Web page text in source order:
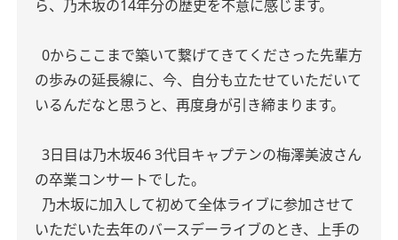
ら、乃木坂の14年分の歴史を不意に感じます。
0からここまで築いて繋げてきてくださった先輩方
の歩みの延長線に、今、自分も立たせていただいて
いるんだなと思うと、再度身が引き締まります。
3日目は乃木坂46 3代目キャプテンの梅澤美波さん
の卒業コンサートでした。
乃木坂に加入して初めて全体ライブに参加させて
いただいた去年のバースデーライブのとき、上手の